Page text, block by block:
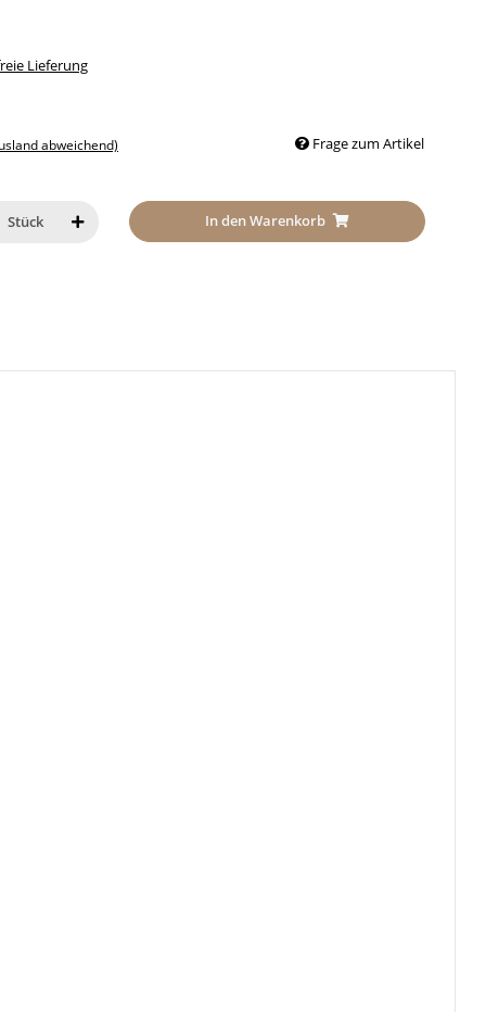
Lieferung
abweichend) Frage zum Artikel
Stück In den Warenkorb